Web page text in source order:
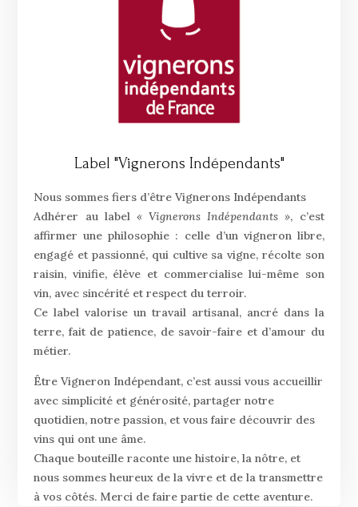
Label "Vignerons Indépendants"
Nous sommes fiers d’être Vignerons Indépendants
Adhérer au label « Vignerons Indépendants », c’est
affirmer une philosophie : celle d’un vigneron libre,
engagé et passionné, qui cultive sa vigne, récolte son
raisin, vinifie, élève et commercialise lui-même son
vin, avec sincérité et respect du terroir.
Ce label valorise un travail artisanal, ancré dans la
terre, fait de patience, de savoir-faire et d’amour du
métier.
Être Vigneron Indépendant, c’est aussi vous accueillir
avec simplicité et générosité, partager notre
quotidien, notre passion, et vous faire découvrir des
vins qui ont une âme.
Chaque bouteille raconte une histoire, la nôtre, et
nous sommes heureux de la vivre et de la transmettre
à vos côtés. Merci de faire partie de cette aventure.